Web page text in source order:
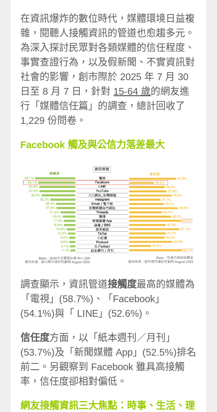
在資訊爆炸的數位時代，媒體環境日益複
雜，閱聽人接觸資訊的管道也愈趨多元。
為深入探討民眾對各類媒體的信任程度、
事實查證行為，以及假新聞、不實資訊對
社會的影響，創市際於 2025 年 7 月 30
日至 8 月 7 日，針對 15-64 歲的網友進
行「媒體信任篇」的調查，總計回收了
1,229 份問卷。
Facebook 觸及與公信力落差最大
調查顯示，資訊管道接觸度最高的媒體為
「電視」(58.7%)、「Facebook」
(54.1%)與「 LINE」(52.6%)。
信任度方面，以「紙本週刊／月刊」
(53.7%)及「新聞媒體 App」(52.5%)排名
前二。另觀察到 Facebook 雖具高接觸
率，信任度卻相對偏低。
網友接觸資訊三大焦點：時事、生活、理